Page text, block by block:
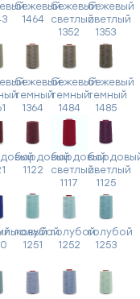
бежевый
1464
бежевый
светлый
1352
бежевый
светлый
1353
бежевый
темный
1364
бежевый
темный
1484
бежевый
темный
1485
бордовый
1122
бордовый
светлый
1117
светлый
1125
голубой
1251
голубой
1252
голубой
1253